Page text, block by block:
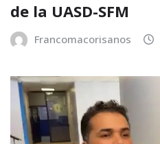
de la UASD-SFM
Francomacorisanos